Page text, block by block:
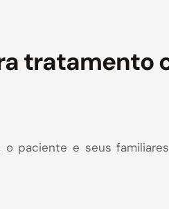
tratamento
o paciente e seus